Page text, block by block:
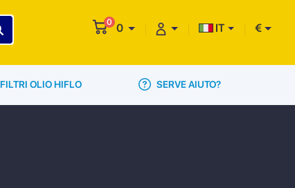
0 0 IT €
FILTRI OLIO HIFLO SERVE AIUTO?